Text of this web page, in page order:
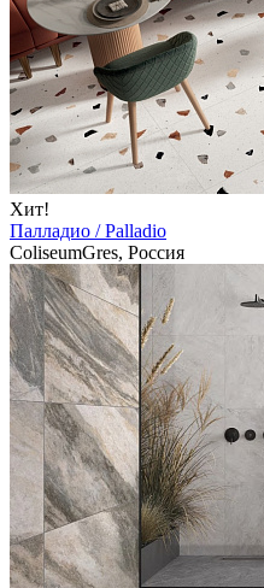
Хит!
Палладио / Palladio
ColiseumGres, Россия